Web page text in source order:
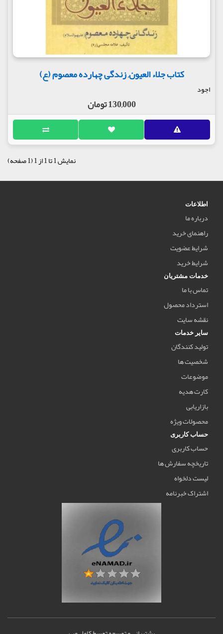
کتاب جلاء العیون, زندگی چهارده معصوم (ع)
اجود
130,000 تومان
نمایش 1 تا 1 از 1 (1 صفحه)
اطلاعات
درباره ما
راهنمای خرید
شرایط عضویت
شرایط خرید
خدمات مشتریان
تماس با ما
استرداد محصول
نقشه سایت
سایر خدمات
تولید کنندگان
شخصیت ها
موضوعات
کارت هدیه
بازاریابی
محصولات ویژه
حساب کاربری
حساب کاربری
تاریخچه سفارش ها
لیست دلخواه
اشتراک خبرنامه